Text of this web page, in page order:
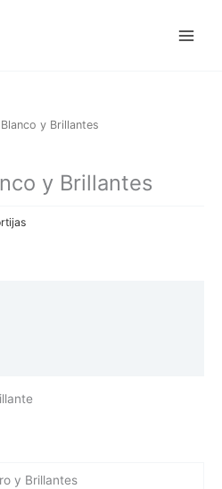
y Brillantes
y Brillantes
y Brillantes